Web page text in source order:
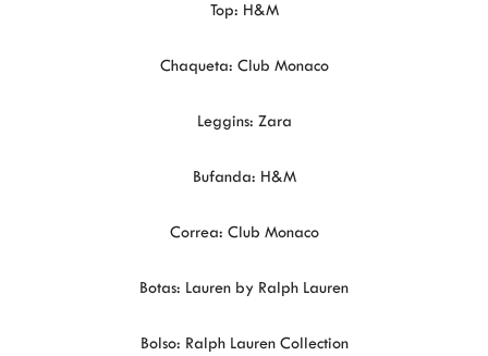
Top: H&M
Chaqueta: Club Monaco
Leggins: Zara
Bufanda: H&M
Correa: Club Monaco
Botas: Lauren by Ralph Lauren
Bolso: Ralph Lauren Collection